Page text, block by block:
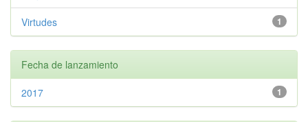
1
Virtudes
Fecha de lanzamiento
1
2017